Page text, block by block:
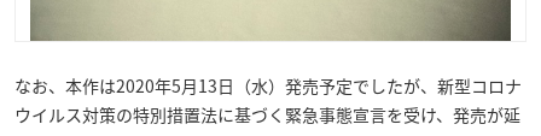
なお、本作は2020年5月13日（水）発売予定でしたが、新型コロナ
ウイルス対策の特別措置法に基づく緊急事態宣言を受け、発売が延